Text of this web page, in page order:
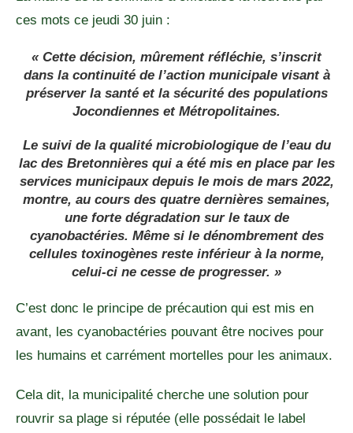
ces mots ce jeudi 30 juin :
« Cette décision, mûrement réfléchie, s’inscrit
dans la continuité de l’action municipale visant à
préserver la santé et la sécurité des populations
Jocondiennes et Métropolitaines.
Le suivi de la qualité microbiologique de l’eau du
lac des Bretonnières qui a été mis en place par les
services municipaux depuis le mois de mars 2022,
montre, au cours des quatre dernières semaines,
une forte dégradation sur le taux de
cyanobactéries. Même si le dénombrement des
cellules toxinogènes reste inférieur à la norme,
celui-ci ne cesse de progresser. »
C’est donc le principe de précaution qui est mis en
avant, les cyanobactéries pouvant être nocives pour
les humains et carrément mortelles pour les animaux.
Cela dit, la municipalité cherche une solution pour
rouvrir sa plage si réputée (elle possédait le label